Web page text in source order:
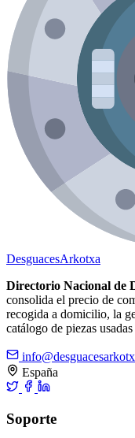
DesguacesArkotxa
Directorio Nacional de
consolida el precio de
recogida a domicilio, la
catálogo de piezas
España
Soporte